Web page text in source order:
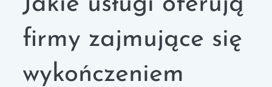
firmy zajmujące się
wykończeniem